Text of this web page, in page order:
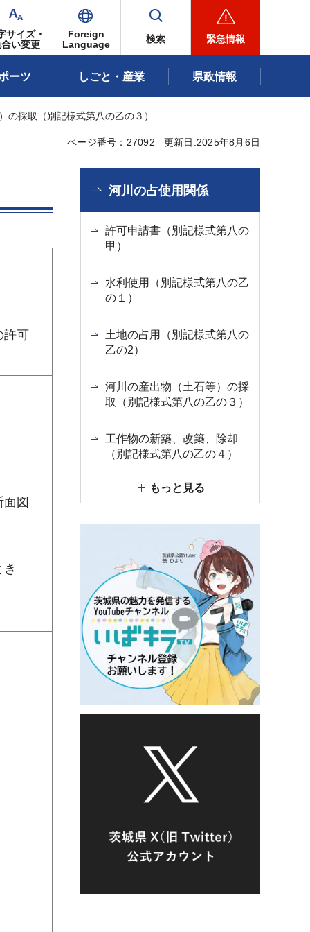
サイズ・
い変更
Foreign
Language
検索 緊急情報
ーツ しごと・産業 県政情報
採取（別記様式第八の乙の３）
ページ番号：27092 更新日:2025年8月6日
許可
図
河川の占使用関係
許可申請書（別記様式第八の
甲）
水利使用（別記様式第八の乙
の１）
土地の占用（別記様式第八の
乙の2）
河川の産出物（土石等）の採
取（別記様式第八の乙の３）
工作物の新築、改築、除却
（別記様式第八の乙の４）
もっと見る